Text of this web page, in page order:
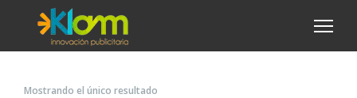
Mostrando el único resultado